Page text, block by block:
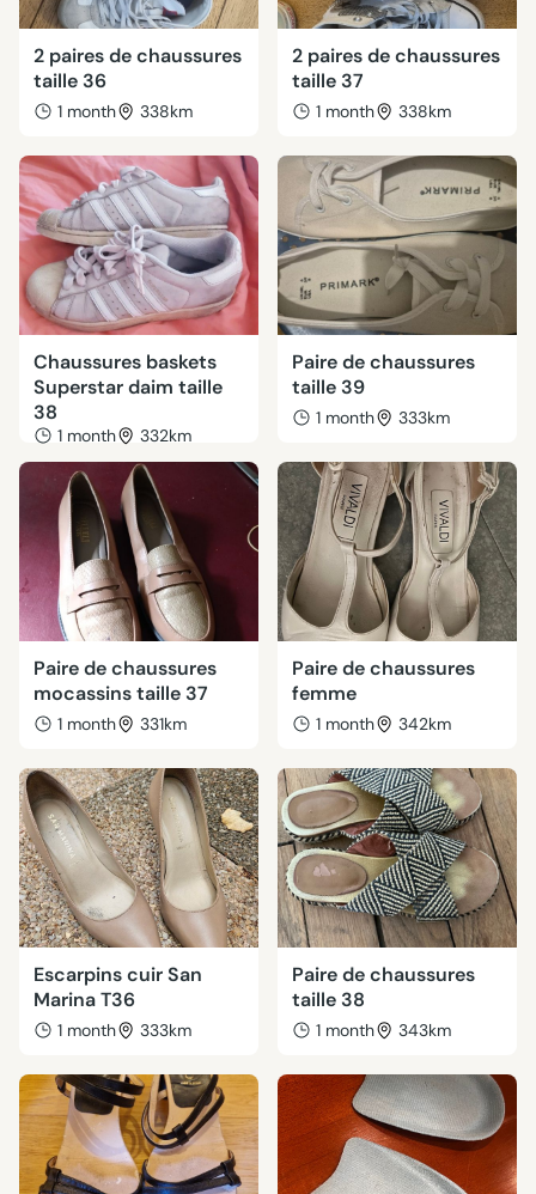
2 paires de chaussures
taille 36
1 month 338km
2 paires de chaussures
taille 37
1 month 338km
Chaussures baskets
Superstar daim taille
38
1 month 332km
Paire de chaussures
taille 39
1 month 333km
Paire de chaussures
mocassins taille 37
1 month 331km
Paire de chaussures
femme
1 month 342km
Escarpins cuir San
Marina T36
1 month 333km
Paire de chaussures
taille 38
1 month 343km